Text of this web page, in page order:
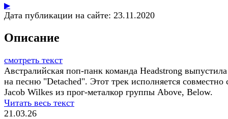
▶
Дата публикации на сайте: 23.11.2020
Описание
смотреть текст
Австралийская поп-панк команда Headstrong
на песню "Detached". Этот трек исполняется совместно
Jacob Wilkes из прог-металкор группы Above, Below.
Читать весь текст
21.03.26